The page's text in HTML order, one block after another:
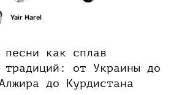
песни как сплав
традиций: от Украины до
до Курдистана